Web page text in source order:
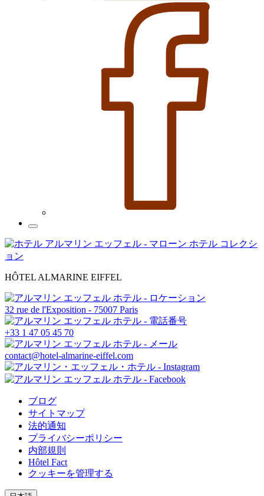
HÔTEL ALMARINE EIFFEL
32 rue de l'Exposition - 75007 Paris
+33 1 47 05 45 70
contact@hotel-almarine-eiffel.com
ブログ
サイトマップ
法的通知
プライバシーポリシー
内部規則
Hôtel Fact
クッキーを管理する